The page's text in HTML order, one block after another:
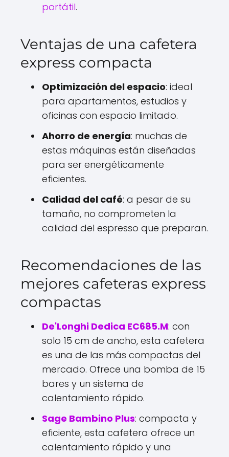
portátil.
Ventajas de una cafetera
express compacta
Optimización del espacio: ideal
para apartamentos, estudios y
oficinas con espacio limitado.
Ahorro de energía: muchas de
estas máquinas están diseñadas
para ser energéticamente
eficientes.
Calidad del café: a pesar de su
tamaño, no comprometen la
calidad del espresso que preparan.
Recomendaciones de las
mejores cafeteras express
compactas
De'Longhi Dedica EC685.M: con
solo 15 cm de ancho, esta cafetera
es una de las más compactas del
mercado. Ofrece una bomba de 15
bares y un sistema de
calentamiento rápido.
Sage Bambino Plus: compacta y
eficiente, esta cafetera ofrece un
calentamiento rápido y una